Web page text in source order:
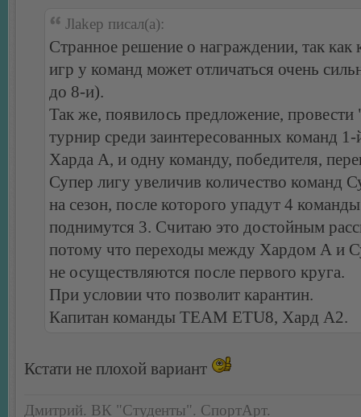
Jlakep писал(а):
Странное решение о награждении, так как
игр у команд может отличаться очень
до 8-и).
Так же, появилось предложение,
турнир среди заинтересованных команд
Харда А, и одну команду, победителя,
Супер лигу увеличив количество команд
на сезон, после которого упадут 4
поднимутся 3. Считаю это достойным
потому что переходы между Хардом А и
не осуществляются после первого круга.
При условии что позволит карантин.
Капитан команды TEAM ETU8, Хард А2.
Кстати не плохой вариант
Дмитрий. ВК "Студенты". СпортАрт.